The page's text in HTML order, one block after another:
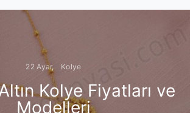
22 Ayar Kolye
Kolye Fiyatları ve
Modelleri